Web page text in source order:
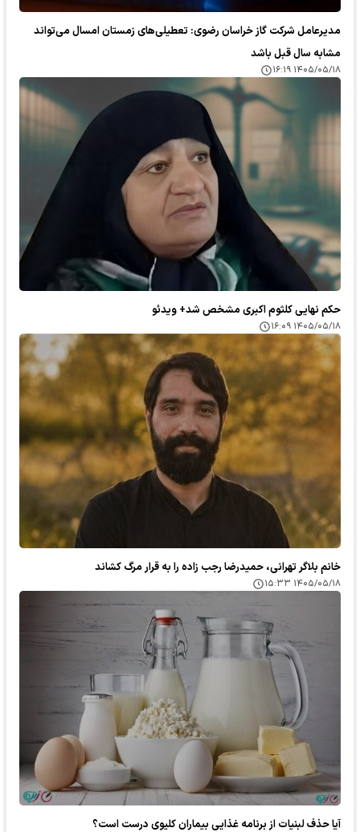
مدیرعامل شرکت گاز خراسان رضوی: تعطیلی‌های زمستان امسال می‌تواند
مشابه سال قبل باشد
۱۴۰۵/۰۵/۱۸ ۱۶:۱۹
حکم نهایی کلثوم اکبری مشخص شد+ ویدئو
۱۴۰۵/۰۵/۱۸ ۱۶:۰۹
خانم بلاگر تهرانی، حمیدرضا رجب زاده را به قرار مرگ کشاند
۱۴۰۵/۰۵/۱۸ ۱۵:۳۳
آیا حذف لبنیات از برنامه غذایی بیماران کلیوی درست است؟